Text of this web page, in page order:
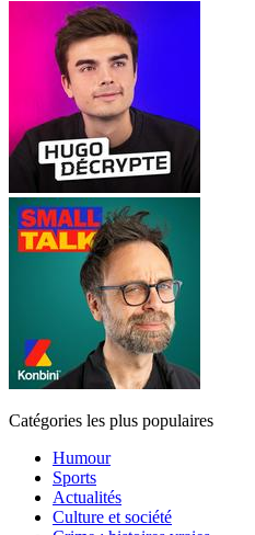
Catégories les plus populaires
Humour
Sports
Actualités
Culture et société